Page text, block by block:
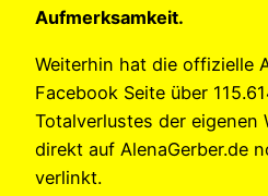
Aufmerksamkeit.
Weiterhin hat die offizielle
Facebook Seite über
Totalverlustes der eigenen
direkt auf AlenaGerber.de
verlinkt.